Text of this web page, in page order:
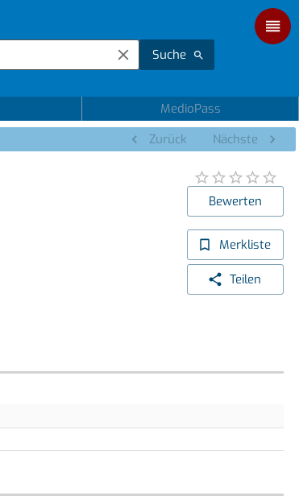
Suche
MedioPass
Zurück Nächste
Bewerten
Merkliste
Teilen